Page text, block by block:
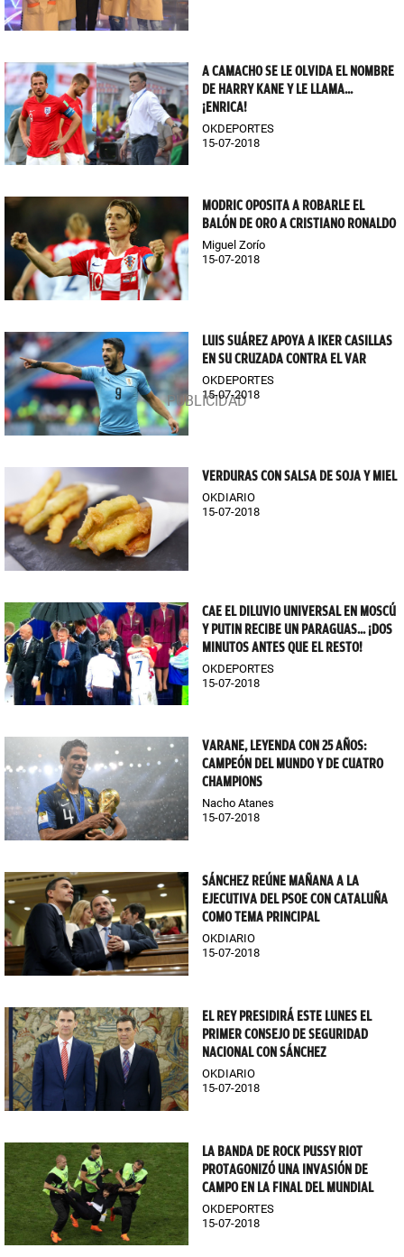
A CAMACHO SE LE OLVIDA EL NOMBRE
DE HARRY KANE Y LE LLAMA...
¡ENRICA!
OKDEPORTES
15-07-2018
MODRIC OPOSITA A ROBARLE EL
BALÓN DE ORO A CRISTIANO RONALDO
Miguel Zorío
15-07-2018
LUIS SUÁREZ APOYA A IKER CASILLAS
EN SU CRUZADA CONTRA EL VAR
OKDEPORTES
15-07-2018
VERDURAS CON SALSA DE SOJA Y MIEL
OKDIARIO
15-07-2018
CAE EL DILUVIO UNIVERSAL EN MOSCÚ
Y PUTIN RECIBE UN PARAGUAS... ¡DOS
MINUTOS ANTES QUE EL RESTO!
OKDEPORTES
15-07-2018
VARANE, LEYENDA CON 25 AÑOS:
CAMPEÓN DEL MUNDO Y DE CUATRO
CHAMPIONS
Nacho Atanes
15-07-2018
SÁNCHEZ REÚNE MAÑANA A LA
EJECUTIVA DEL PSOE CON CATALUÑA
COMO TEMA PRINCIPAL
OKDIARIO
15-07-2018
EL REY PRESIDIRÁ ESTE LUNES EL
PRIMER CONSEJO DE SEGURIDAD
NACIONAL CON SÁNCHEZ
OKDIARIO
15-07-2018
LA BANDA DE ROCK PUSSY RIOT
PROTAGONIZÓ UNA INVASIÓN DE
CAMPO EN LA FINAL DEL MUNDIAL
OKDEPORTES
15-07-2018